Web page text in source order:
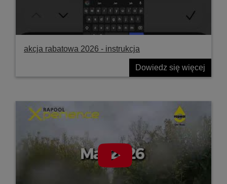
akcja rabatowa 2026 - instrukcja
Dowiedz się więcej